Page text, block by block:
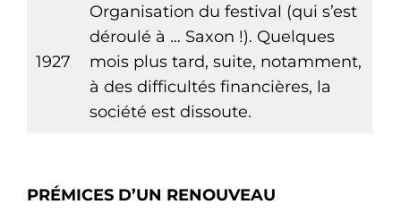
1927
Organisation du festival (qui s’est
déroulé à … Saxon !). Quelques
mois plus tard, suite, notamment,
à des difficultés financières, la
société est dissoute.
PRÉMICES D’UN RENOUVEAU